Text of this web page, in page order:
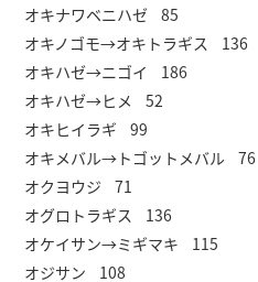
オキナワベニハゼ 85
オキノゴモ→オキトラギス 136
オキハゼ→ニゴイ 186
オキハゼ→ヒメ 52
オキヒイラギ 99
オキメバル→トゴットメバル 76
オクヨウジ 71
オグロトラギス 136
オケイサン→ミギマキ 115
オジサン 108